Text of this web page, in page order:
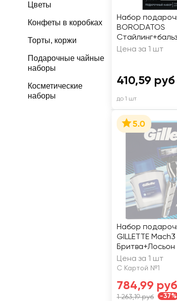
Цветы
Конфеты в коробках
Торты, коржи
Подарочные чайные
наборы
Косметические
наборы
Набор
BORODATOS
Цена за 1 шт
410,59 руб
до 1 шт
5.0
Набор
GILLETTE
бритья Arctic
Цена за 1 шт
С Картой №1
784,99 руб
1 263,19 руб -37%